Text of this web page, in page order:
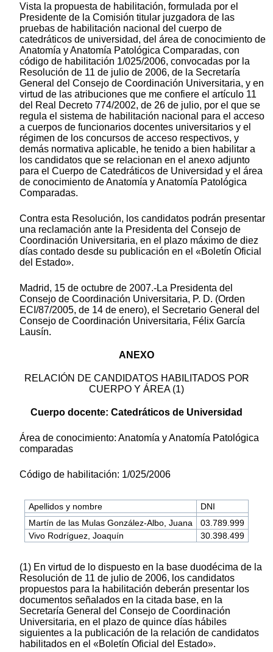
Vista la propuesta de habilitación, formulada por el
Presidente de la Comisión titular juzgadora de las
pruebas de habilitación nacional del cuerpo de
catedráticos de universidad, del área de conocimiento de
Anatomía y Anatomía Patológica Comparadas, con
código de habilitación 1/025/2006, convocadas por la
Resolución de 11 de julio de 2006, de la Secretaría
General del Consejo de Coordinación Universitaria, y en
virtud de las atribuciones que me confiere el artículo 11
del Real Decreto 774/2002, de 26 de julio, por el que se
regula el sistema de habilitación nacional para el acceso
a cuerpos de funcionarios docentes universitarios y el
régimen de los concursos de acceso respectivos, y
demás normativa aplicable, he tenido a bien habilitar a
los candidatos que se relacionan en el anexo adjunto
para el Cuerpo de Catedráticos de Universidad y el área
de conocimiento de Anatomía y Anatomía Patológica
Comparadas.
Contra esta Resolución, los candidatos podrán presentar
una reclamación ante la Presidenta del Consejo de
Coordinación Universitaria, en el plazo máximo de diez
días contado desde su publicación en el «Boletín Oficial
del Estado».
Madrid, 15 de octubre de 2007.-La Presidenta del
Consejo de Coordinación Universitaria, P. D. (Orden
ECI/87/2005, de 14 de enero), el Secretario General del
Consejo de Coordinación Universitaria, Félix García
Lausín.
ANEXO
RELACIÓN DE CANDIDATOS HABILITADOS POR
CUERPO Y ÁREA (1)
Cuerpo docente: Catedráticos de Universidad
Área de conocimiento: Anatomía y Anatomía Patológica
comparadas
Código de habilitación: 1/025/2006
Apellidos y nombre
DNI
Martín de las Mulas González-Albo, Juana
03.789.999
Vivo Rodríguez, Joaquín
30.398.499
(1) En virtud de lo dispuesto en la base duodécima de la
Resolución de 11 de julio de 2006, los candidatos
propuestos para la habilitación deberán presentar los
documentos señalados en la citada base, en la
Secretaría General del Consejo de Coordinación
Universitaria, en el plazo de quince días hábiles
siguientes a la publicación de la relación de candidatos
habilitados en el «Boletín Oficial del Estado».